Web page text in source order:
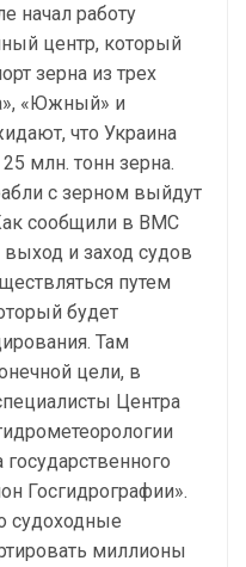
начал работу
центр, который
зерна из трех
«Южный» и
что Украина
млн. тонн зерна.
с зерном выйдут
сообщили в ВМС
и заход судов
путем
будет
Там
цели, в
Центра
Госгидрографии».
судоходные
миллионы